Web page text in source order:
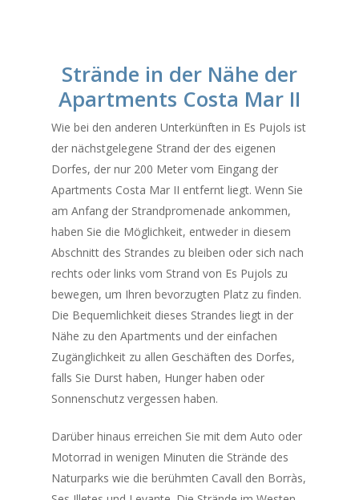
Strände in der Nähe der
Apartments Costa Mar II
Wie bei den anderen Unterkünften in Es Pujols ist
der nächstgelegene Strand der des eigenen
Dorfes, der nur 200 Meter vom Eingang der
Apartments Costa Mar II entfernt liegt. Wenn Sie
am Anfang der Strandpromenade ankommen,
haben Sie die Möglichkeit, entweder in diesem
Abschnitt des Strandes zu bleiben oder sich nach
rechts oder links vom Strand von Es Pujols zu
bewegen, um Ihren bevorzugten Platz zu finden.
Die Bequemlichkeit dieses Strandes liegt in der
Nähe zu den Apartments und der einfachen
Zugänglichkeit zu allen Geschäften des Dorfes,
falls Sie Durst haben, Hunger haben oder
Sonnenschutz vergessen haben.
Darüber hinaus erreichen Sie mit dem Auto oder
Motorrad in wenigen Minuten die Strände des
Naturparks wie die berühmten Cavall den Borràs,